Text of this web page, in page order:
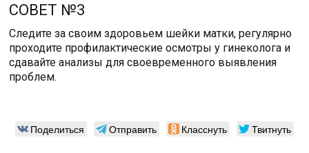
СОВЕТ №3
Следите за своим здоровьем шейки матки, регулярно
проходите профилактические осмотры у гинеколога и
сдавайте анализы для своевременного выявления
проблем.
Поделиться Отправить Класснуть Твитнуть